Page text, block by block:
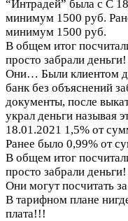
“Интрадей” была с C
минимум 1500 руб.
минимум 1500 руб.
В общем итог
просто забрали деньги!
Они… Были клиентом
банк без объяснений
документы, после
украл деньги называя
18.01.2021 1,5% от
Ранее было 0,99% от
В общем итог
просто забрали деньги!
Они могут посчитать
В тарифном плане
плата!!!